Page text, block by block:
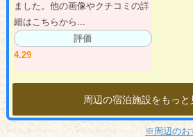
ました。他の画像やクチコミの詳
細はこちらから...
評価
4.29
周辺の宿泊施設をもっ
※周辺のお